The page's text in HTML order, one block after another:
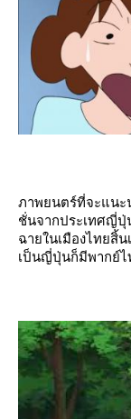
ภาพยนตร์ที่จะแนะ
ชั่นจากประเทศญี่ปุ่
ฉายในเมืองไทยสิ้
เป็นญี่ปุ่นก็มีพากย์ไ